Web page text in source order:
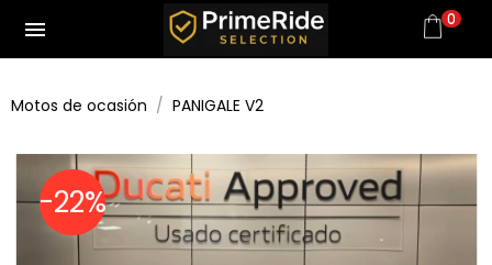
menu 0
Motos de ocasión PANIGALE V2
-22%